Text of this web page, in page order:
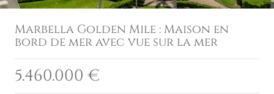
Marbella Golden Mile : Maison en
bord de mer avec vue sur la mer
5.460.000 €